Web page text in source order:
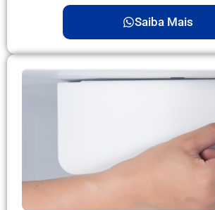
Saiba Mais